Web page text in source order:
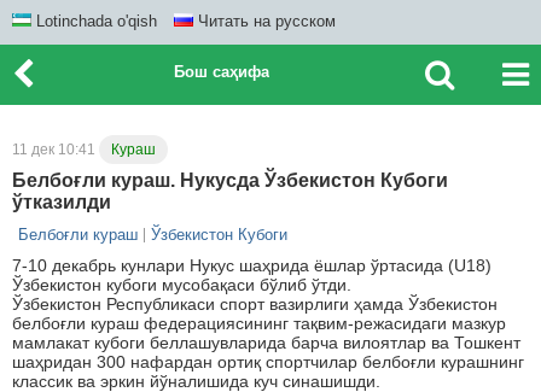
Lotinchada o'qish Читать на русском
Бош саҳифа
11 дек 10:41 Кураш
Белбоғли кураш. Нукусда Ўзбекистон Кубоги
ўтказилди
Белбоғли кураш Ўзбекистон Кубоги
7-10 декабрь кунлари Нукус шаҳрида ёшлар ўртасида (U18)
Ўзбекистон кубоги мусобақаси бўлиб ўтди.
Ўзбекистон Республикаси спорт вазирлиги ҳамда Ўзбекистон
белбоғли кураш федерациясининг тақвим-режасидаги мазкур
мамлакат кубоги беллашувларида барча вилоятлар ва Тошкент
шаҳридан 300 нафардан ортиқ спортчилар белбоғли курашнинг
классик ва эркин йўналишида куч синашишди.